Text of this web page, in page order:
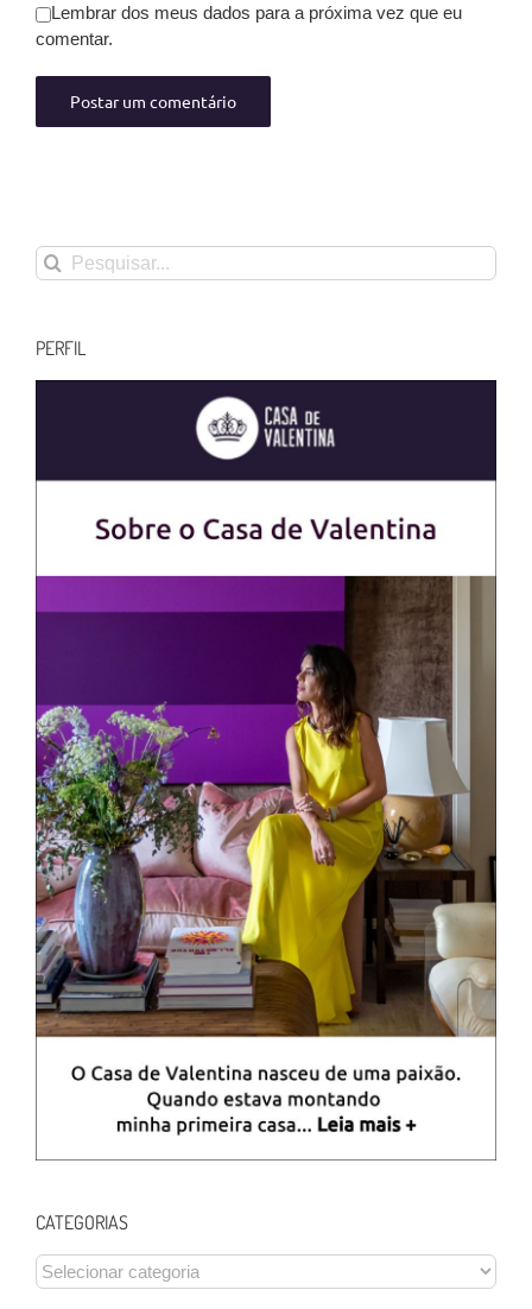
Lembrar dos meus dados para a próxima vez que eu
comentar.
Buscar
resultados
PERFIL
CATEGORIAS
CATEGORIAS